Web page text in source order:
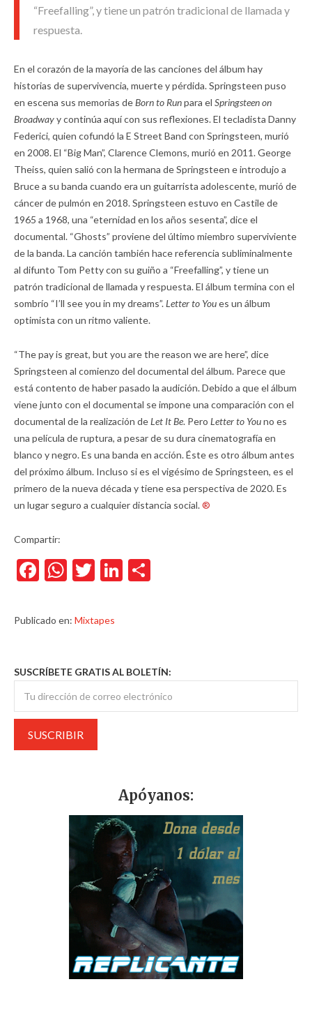
“Freefalling”, y tiene un patrón tradicional de llamada y
respuesta.
En el corazón de la mayoría de las canciones del álbum hay
historias de supervivencia, muerte y pérdida. Springsteen puso
en escena sus memorias deBorn to Runpara el Springsteen on
Broadwayy continúa aquí con sus reflexiones. El tecladista Danny
Federici, quien cofundó la E Street Band con Springsteen, murió
en 2008. El “Big Man”, Clarence Clemons, murió en 2011. George
Theiss, quien salió con la hermana de Springsteen e introdujo a
Bruce a su banda cuando era un guitarrista adolescente, murió de
cáncer de pulmón en 2018. Springsteen estuvo en Castile de
1965 a 1968, una “eternidad en los años sesenta”, dice el
documental. “Ghosts” proviene del último miembro superviviente
de la banda. La canción también hace referencia subliminalmente
al difunto Tom Petty con su guiño a “Freefalling”, y tiene un
patrón tradicional de llamada y respuesta. El álbum termina con el
sombrío “I’ll see you in my dreams”.Letter to Youes un álbum
optimista con un ritmo valiente.
“The pay is great, but you are the reason we are here”, dice
Springsteen al comienzo del documental del álbum. Parece que
está contento de haber pasado la audición. Debido a que el álbum
viene junto con el documental se impone una comparación con el
documental de la realización deLet It Be. Pero Letter to Youno es
una película de ruptura, a pesar de su dura cinematografía en
blanco y negro. Es una banda en acción. Éste es otro álbum antes
del próximo álbum. Incluso si es el vigésimo de Springsteen, es el
primero de la nueva década y tiene esa perspectiva de 2020. Es
un lugar seguro a cualquier distancia social.®
Compartir:
Facebook
WhatsApp
TwitterLinkedIn
Publicado en: Mixtapes
SUSCRÍBETE GRATIS AL BOLETÍN:
Apóyanos: